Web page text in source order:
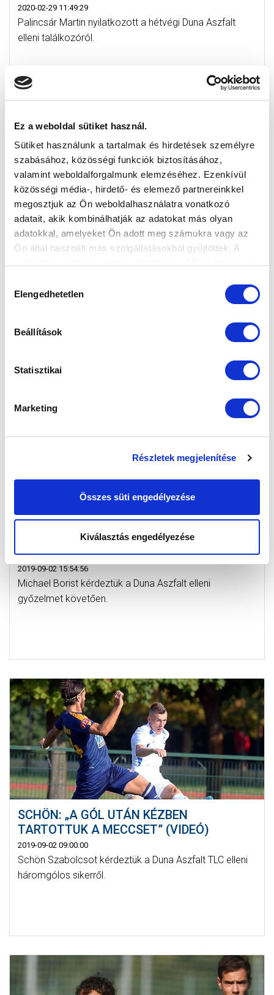
Ez a weboldal sütiket használ.
Sütiket használunk a tartalmak és hirdetések személyre
szabásához, közösségi funkciók biztosításához,
valamint weboldalforgalmunk elemzéséhez. Ezenkívül
közösségi média-, hirdető- és elemező partnereinkkel
megosztjuk az Ön weboldalhasználatra vonatkozó
adatait, akik kombinálhatják az adatokat más olyan
adatokkal, amelyeket Ön adott meg számukra vagy az
Ön által használt más szolgáltatásokból gyűjtöttek. A
kiválasztása
Elengedhetetlen
Beállítások
Statisztikai
Marketing
Részletek megjelenítése
Összes süti engedélyezése
Kiválasztás engedélyezése
2020-02-29 11:49:29
Palincsár Martin nyilatkozott a hétvégi Duna Aszfalt
elleni találkozóról.
BEMUTATJUK VASÁRNAPI
TLC CSAPATÁRÓL TUDNI KELL
fordulójában listavezető csapatunk a 17. helyen álló
BORIS: „A SZÜNETBEN TOVÁBB
FEJLESZTENÉNK A JÁTÉKUNKAT” (VIDEÓ)
2019-09-02 15:54:56
Michael Borist kérdeztük a Duna Aszfalt elleni
győzelmet követően.
SCHÖN: „A GÓL UTÁN KÉZBEN
TARTOTTUK A MECCSET” (VIDEÓ)
2019-09-02 09:00:00
Schön Szabolcsot kérdeztük a Duna Aszfalt TLC elleni
háromgólos sikerről.